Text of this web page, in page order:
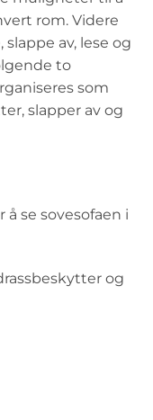
rom. Videre
av, lese og
to
som
slapper av og
se sovesofaen i
og